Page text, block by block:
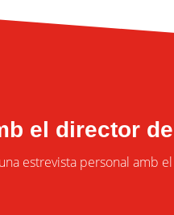
el director
estrevista personal amb